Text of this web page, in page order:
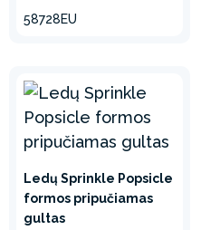
58728EU
Ledų Sprinkle Popsicle
formos pripučiamas
gultas